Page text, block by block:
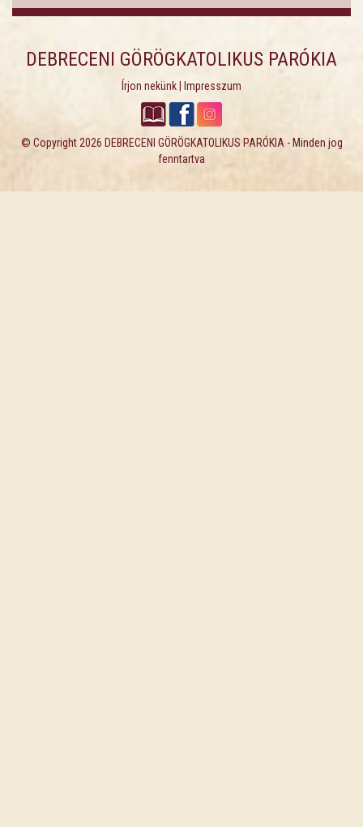
DEBRECENI GÖRÖGKATOLIKUS PARÓKIA
Írjon nekünk Impresszum
© Copyright 2026 DEBRECENI GÖRÖGKATOLIKUS PARÓKIA- Minden jog
fenntartva